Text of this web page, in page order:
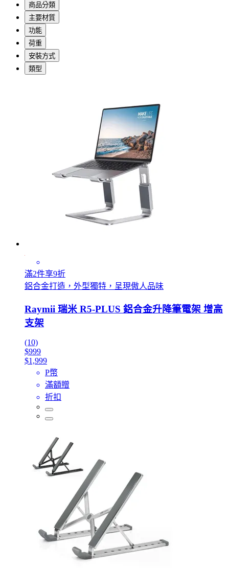
商品分類
主要材質
功能
荷重
安裝方式
類型
滿2件享9折
鋁合金打造，外型獨特，呈現傲人品味
Raymii 瑞米 R5-PLUS 鋁合金升降筆電架 增高
支架
(10)
$999
$1,999
P幣
滿額贈
折扣